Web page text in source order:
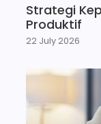
Strategi
Produktif
22 July 2026